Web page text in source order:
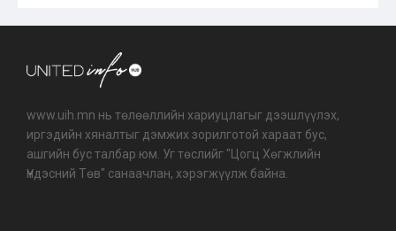
www.uih.mn нь төлөөллийн хариуцлагыг дээшлүүлэх,
иргэдийн хяналтыг дэмжих зорилготой хараат бус,
ашгийн бус талбар юм. Уг төслийг "Цогц Хөгжлийн
Үндэсний Төв" санаачлан, хэрэгжүүлж байна.